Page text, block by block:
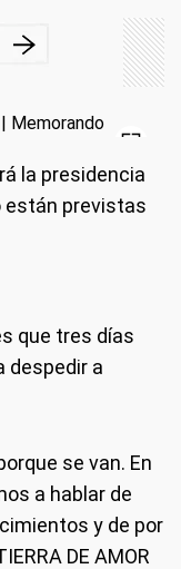
la presidencia
están previstas
que tres días
despedir a
se van. En
a hablar de
y de por
DE AMOR